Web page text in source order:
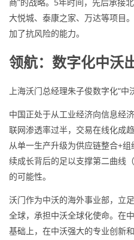
商”的战略。5年时间，先后承接
大悦城、泰康之家、万达等项目
加了抗风险的能力。
领航：数字化中沃
上海沃门总经理朱子俊数字化“中
中国正处于从工业经济向信息经
联网渗透率过半，交易在线化成
从单一生产升级为供应链整合+
续成长背后的足以支撑第二曲线
的可能性。
沃门作为中沃的海外事业部，立
全球，承担中沃全球化使命。在
基础上，在中沃强大的专业创新